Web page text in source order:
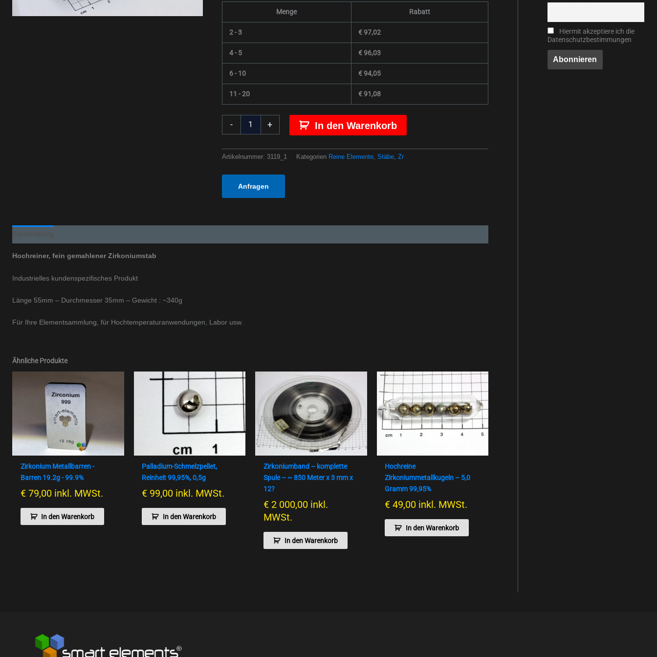
Menge Rabatt
2 - 3 €97,02
4 - 5 €96,03
6 - 10 €94,05
11 - 20 €91,08
- + In den Warenkorb
Artikelnummer: 3119_1 Kategorien Reine Elemente, Stäbe, Zr
Anfragen
Hochreiner, fein gemahlener Zirkoniumstab
Industrielles kundenspezifisches Produkt
Länge 55mm – Durchmesser 35mm – Gewicht : ~340g
Für Ihre Elementsammlung, für Hochtemperaturanwendungen, Labor usw.
Ähnliche Produkte
Zirkonium Metallbarren -
Barren 19.2g - 99.9%
€79,00 inkl. MWSt.
In den Warenkorb
Palladium-Schmelzpellet,
Reinheit 99,95%, 0,5g
€ 99,00 inkl. MWSt.
In den Warenkorb
Zirkoniumband – komplette
Spule – ~ 850 Meter x 3 mm x
12?
€2 000,00 inkl.
MWSt.
In den Warenkorb
Hochreine
Zirkoniummetallkugeln – 5,0
Gramm 99,95%
€ 49,00 inkl. MWSt.
In den Warenkorb
Hiermit akzeptiere ich die
Datenschutzbestimmungen